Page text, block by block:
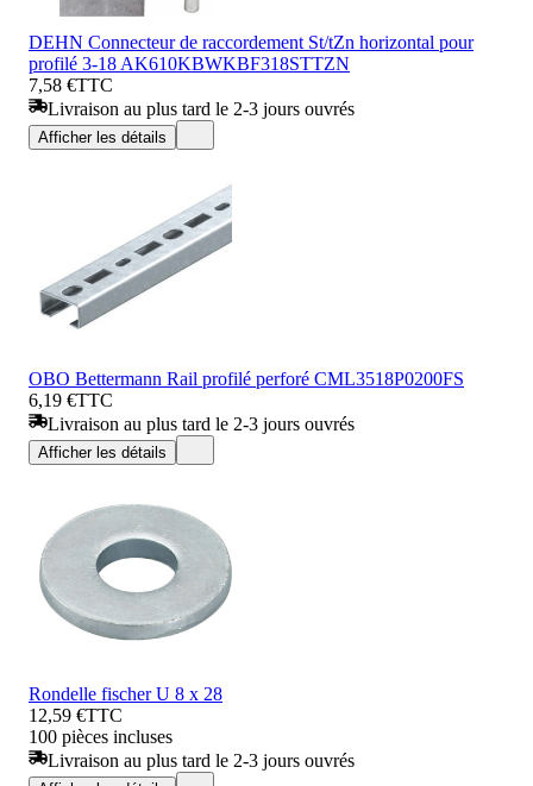
DEHN Connecteur de raccordement St/tZn horizontal pour
profilé 3-18 AK610KBWKBF318STTZN
7,58 €TTC
Livraison au plus tard le 2-3 jours ouvrés
Afficher les détails
OBO Bettermann Rail profilé perforé CML3518P0200FS
6,19 €TTC
Livraison au plus tard le 2-3 jours ouvrés
Afficher les détails
Rondelle fischer U 8 x 28
12,59 €TTC
100 pièces incluses
Livraison au plus tard le 2-3 jours ouvrés